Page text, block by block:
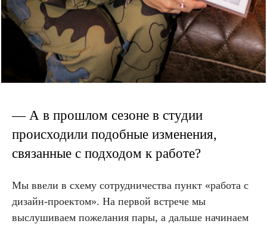
— А в прошлом сезоне в студии
происходили подобные изменения,
связанные с подходом к работе?
Мы ввели в схему сотрудничества пункт «работа с
дизайн-проектом». На первой встрече мы
выслушиваем пожелания пары, а дальше начинаем